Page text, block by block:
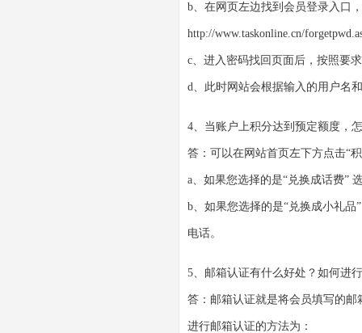
b、在网页左边找到会员登录入口
http://www.taskonline.cn/
c、进入密码找回页面后，按照要
d、此时网站会根据输入的用户名
4、当账户上积分达到预定额度，
答：可以在网站首页左下方点击“
a、如果您选择的是“兑换成话费”
b、如果您选择的是“兑换成小礼
电话。
5、邮箱认证有什么好处？如何进
答：邮箱认证就是将会员填写的
进行邮箱认证的方法为：